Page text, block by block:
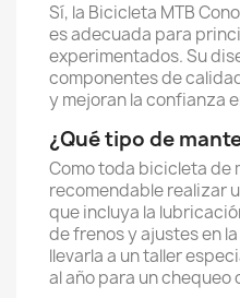
Sí, la Bicicleta MTB
es adecuada para
experimentados. Su
componentes de
y mejoran la confianza
¿Qué tipo de
Como toda bicicleta de
recomendable realizar
que incluya la
de frenos y ajustes en
llevarla a un taller
al año para un chequeo